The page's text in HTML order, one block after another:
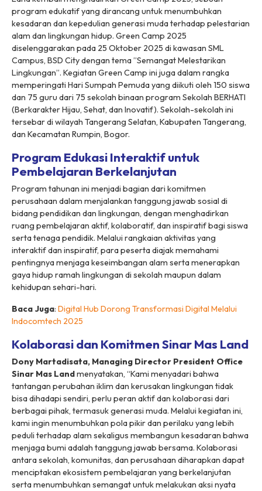
program edukatif yang dirancang untuk menumbuhkan
kesadaran dan kepedulian generasi muda terhadap pelestarian
alam dan lingkungan hidup. Green Camp 2025
diselenggarakan pada 25 Oktober 2025 di kawasan SML
Campus, BSD City dengan tema ”Semangat Melestarikan
Lingkungan”. Kegiatan Green Camp ini juga dalam rangka
memperingati Hari Sumpah Pemuda yang diikuti oleh 150 siswa
dan 75 guru dari 75 sekolah binaan program Sekolah BERHATI
(Berkarakter Hijau, Sehat, dan Inovatif). Sekolah-sekolah ini
tersebar di wilayah Tangerang Selatan, Kabupaten Tangerang,
dan Kecamatan Rumpin, Bogor.
Program Edukasi Interaktif untuk
Pembelajaran Berkelanjutan
Program tahunan ini menjadi bagian dari komitmen
perusahaan dalam menjalankan tanggung jawab sosial di
bidang pendidikan dan lingkungan, dengan menghadirkan
ruang pembelajaran aktif, kolaboratif, dan inspiratif bagi siswa
serta tenaga pendidik. Melalui rangkaian aktivitas yang
interaktif dan inspiratif, para peserta diajak memahami
pentingnya menjaga keseimbangan alam serta menerapkan
gaya hidup ramah lingkungan di sekolah maupun dalam
kehidupan sehari-hari.
Baca Juga: Digital Hub Dorong Transformasi Digital Melalui
Indocomtech 2025
Kolaborasi dan Komitmen Sinar Mas Land
Dony Martadisata, Managing Director President Office
Sinar Mas Landmenyatakan, “Kami menyadari bahwa
tantangan perubahan iklim dan kerusakan lingkungan tidak
bisa dihadapi sendiri, perlu peran aktif dan kolaborasi dari
berbagai pihak, termasuk generasi muda. Melalui kegiatan ini,
kami ingin menumbuhkan pola pikir dan perilaku yang lebih
peduli terhadap alam sekaligus membangun kesadaran bahwa
menjaga bumi adalah tanggung jawab bersama. Kolaborasi
antara sekolah, komunitas, dan perusahaan diharapkan dapat
menciptakan ekosistem pembelajaran yang berkelanjutan
serta menumbuhkan semangat untuk melakukan aksi nyata